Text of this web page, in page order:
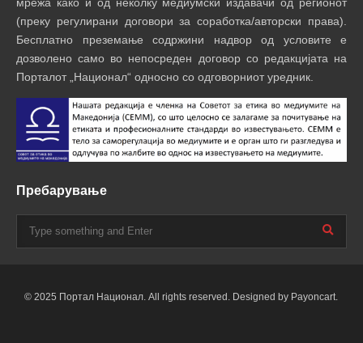
(преку регулирани договори за соработка/авторски права).
Бесплатно преземање содржини надвор од условите е
дозволено само во непосреден договор со редакцијата на
Порталот „Национал“ односно со одговорниот уредник.
Пребарување
© 2025 Портал Национал. All rights reserved. Designed by Payoncart.